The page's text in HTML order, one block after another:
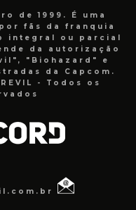
de 1999. É uma
fãs da franquia
integral ou parcial
da autorização
"Biohazard" e
da Capcom.
- Todos os